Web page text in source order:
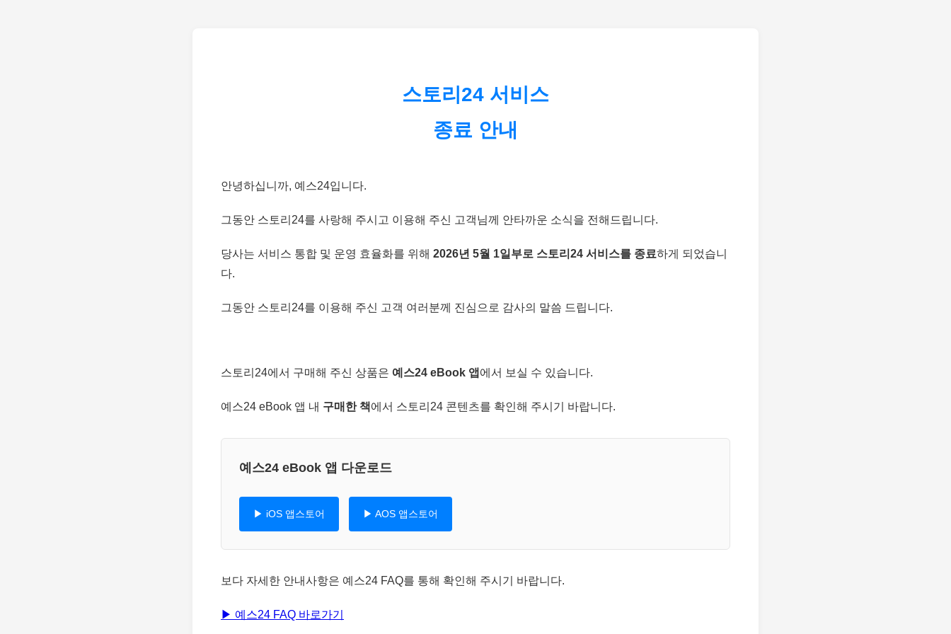
스토리24 서비스
종료 안내
안녕하십니까, 예스24입니다.
그동안 스토리24를 사랑해 주시고 이용해 주신 고객님께 안타까운 소식을 전해드립니다.
당사는 서비스 통합 및 운영 효율화를 위해 2026년 5월 1일부로 스토리24 서비스를 종료하게 되었습니
다.
그동안 스토리24를 이용해 주신 고객 여러분께 진심으로 감사의 말씀 드립니다.
스토리24에서 구매해 주신 상품은 예스24 eBook 앱 에서 보실 수 있습니다.
예스24 eBook 앱 내 구매한 책에서 스토리24 콘텐츠를 확인해 주시기 바랍니다.
예스24 eBook 앱 다운로드
▶ iOS 앱스토어 ▶ AOS 앱스토어
보다 자세한 안내사항은 예스24 FAQ를 통해 확인해 주시기 바랍니다.
▶ 예스24 FAQ 바로가기